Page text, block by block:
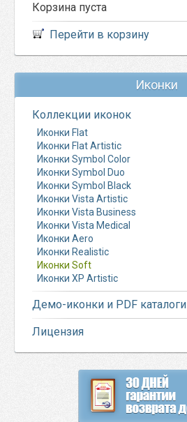
Корзина пуста
Перейти в корзину
Иконки
Коллекции иконок
Иконки Flat
Иконки Flat Artistic
Иконки Symbol Color
Иконки Symbol Duo
Иконки Symbol Black
Иконки Vista Artistic
Иконки Vista Business
Иконки Vista Medical
Иконки Aero
Иконки Realistic
Иконки Soft
Иконки XP Artistic
Демо-иконки и PDF каталоги
Лицензия